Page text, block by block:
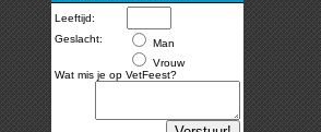
Leeftijd:
Geslacht:
Man
Vrouw
Wat mis je op VetFeest?